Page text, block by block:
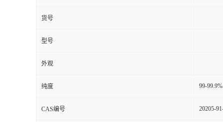
货号
型号
外观
纯度 99-99.9%
CAS编号 20205-